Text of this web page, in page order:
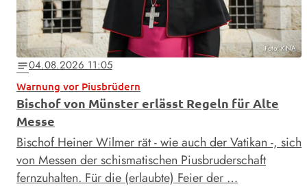
Foto: KNA
notes04.08.2026 11:05
Warnung vor Piusbrüdern
Bischof von Münster erlässt Regeln für Alte
Messe
Bischof Heiner Wilmer rät - wie auch der Vatikan -, sich
von Messen der schismatischen Piusbruderschaft
fernzuhalten. Für die (erlaubte) Feier der …